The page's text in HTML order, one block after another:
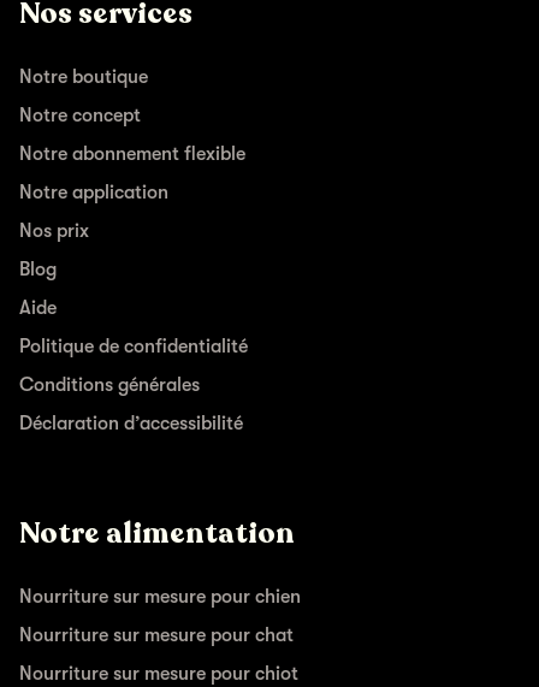
Nos services
Notre boutique
Notre concept
Notre abonnement flexible
Notre application
Nos prix
Blog
Aide
Politique de confidentialité
Conditions générales
Déclaration d’accessibilité
Notre alimentation
Nourriture sur mesure pour chien
Nourriture sur mesure pour chat
Nourriture sur mesure pour chiot